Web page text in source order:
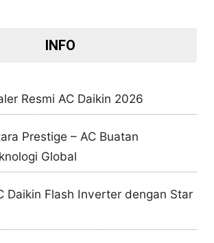
INFO
Resmi AC Daikin 2026
Prestige – AC Buatan
Global
Daikin Flash Inverter dengan Star